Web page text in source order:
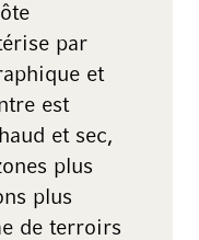
par
et
est
et sec,
plus
plus
de terroirs